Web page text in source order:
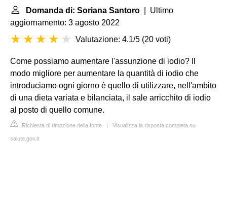
Domanda di: Soriana Santoro | Ultimo
aggiornamento: 3 agosto 2022
Valutazione: 4.1/5 (20 voti)
Come possiamo aumentare l'assunzione di iodio? Il
modo migliore per aumentare la quantità di iodio che
introduciamo ogni giorno è quello di utilizzare, nell'ambito
di una dieta variata e bilanciata, il sale arricchito di iodio
al posto di quello comune.
Richiesta di rimozione della fonte | Visualizza la risposta completa su
salute.gov.it